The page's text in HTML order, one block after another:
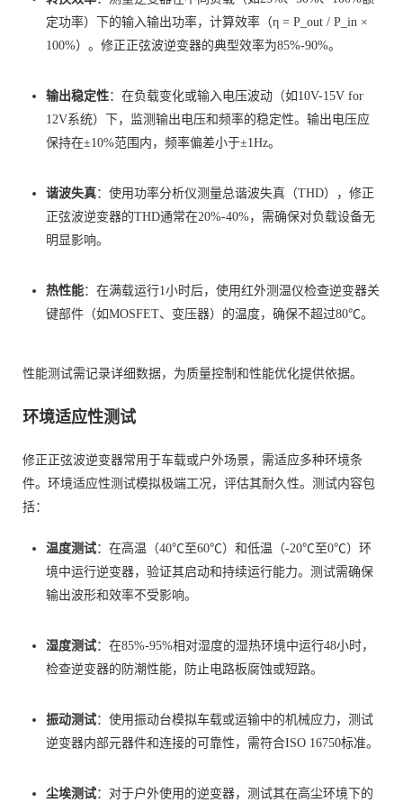
定功率）下的输入输出功率，计算效率（η = P_out / P_in ×
100%）。修正正弦波逆变器的典型效率为85%-90%。
输出稳定性：在负载变化或输入电压波动（如10V-15V for
12V系统）下，监测输出电压和频率的稳定性。输出电压应
保持在±10%范围内，频率偏差小于±1Hz。
谐波失真：使用功率分析仪测量总谐波失真（THD），修正
正弦波逆变器的THD通常在20%-40%，需确保对负载设备无
明显影响。
热性能：在满载运行1小时后，使用红外测温仪检查逆变器关
键部件（如MOSFET、变压器）的温度，确保不超过80℃。
性能测试需记录详细数据，为质量控制和性能优化提供依据。
环境适应性测试
修正正弦波逆变器常用于车载或户外场景，需适应多种环境条
件。环境适应性测试模拟极端工况，评估其耐久性。测试内容包
括：
温度测试：在高温（40℃至60℃）和低温（-20℃至0℃）环
境中运行逆变器，验证其启动和持续运行能力。测试需确保
输出波形和效率不受影响。
湿度测试：在85%-95%相对湿度的湿热环境中运行48小时，
检查逆变器的防潮性能，防止电路板腐蚀或短路。
振动测试：使用振动台模拟车载或运输中的机械应力，测试
逆变器内部元器件和连接的可靠性，需符合ISO 16750标准。
尘埃测试：对于户外使用的逆变器，测试其在高尘环境下的